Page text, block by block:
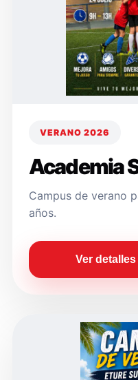
VERANO 2026
Academia
Campus de verano
años.
Ver